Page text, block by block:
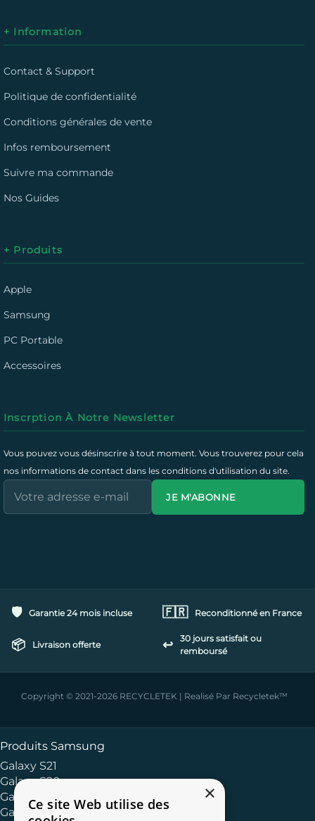
+ Information
Contact & Support
Politique de confidentialité
Conditions générales de vente
Infos remboursement
Suivre ma commande
Nos Guides
+ Produits
Apple
Samsung
PC Portable
Accessoires
Inscrption À Notre Newsletter
Vous pouvez vous désinscrire à tout moment. Vous trouverez pour cela
nos informations de contact dans les conditions d'utilisation du site.
JE M'ABONNE
🛡️ Garantie 24 mois incluse 🇫🇷 Reconditionné en France
📦 Livraison offerte ↩️
30 jours satisfait ou
remboursé
Copyright © 2021-2026 RECYCLETEK | Realisé Par Recycletek™
Produits Samsung
Galaxy S21
Galaxy S20
Galaxy Série S
Galaxy Série A
×
Ce site Web utilise des